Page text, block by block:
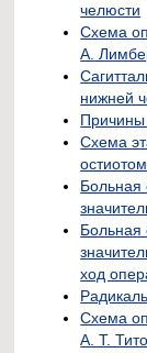
челюсти
Схема
А.
нижней
Причины
Схема
Больная
Больная
ход
Схема
А. Т.